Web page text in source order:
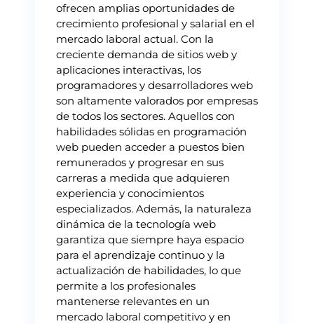
ofrecen amplias oportunidades de
crecimiento profesional y salarial en el
mercado laboral actual. Con la
creciente demanda de sitios web y
aplicaciones interactivas, los
programadores y desarrolladores web
son altamente valorados por empresas
de todos los sectores. Aquellos con
habilidades sólidas en programación
web pueden acceder a puestos bien
remunerados y progresar en sus
carreras a medida que adquieren
experiencia y conocimientos
especializados. Además, la naturaleza
dinámica de la tecnología web
garantiza que siempre haya espacio
para el aprendizaje continuo y la
actualización de habilidades, lo que
permite a los profesionales
mantenerse relevantes en un
mercado laboral competitivo y en